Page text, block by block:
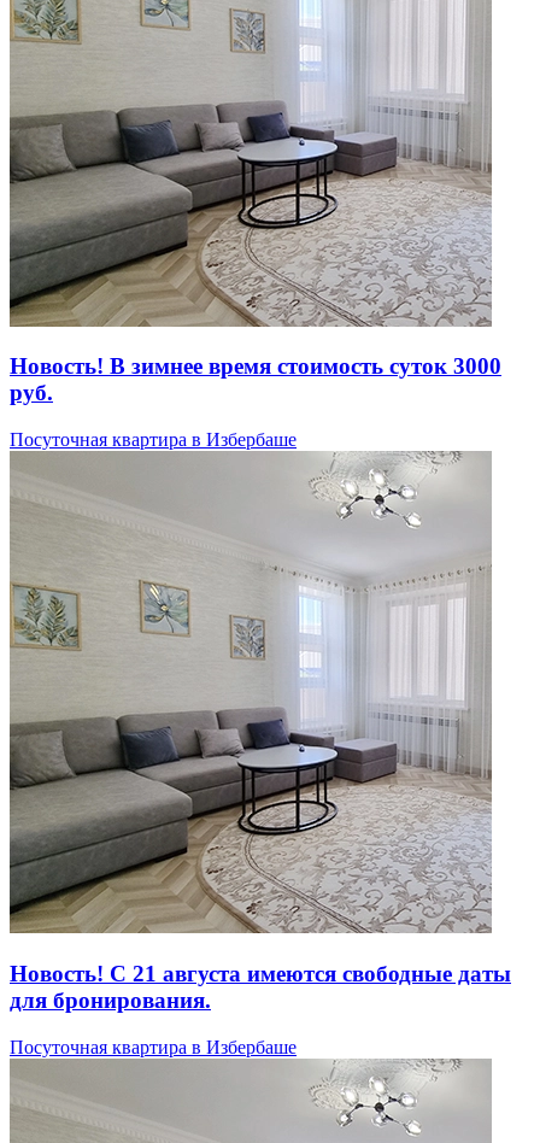
Новость! В зимнее время стоимость суток 3000
руб.
Посуточная квартира в Избербаше
Новость! С 21 августа имеются свободные даты
для бронирования.
Посуточная квартира в Избербаше